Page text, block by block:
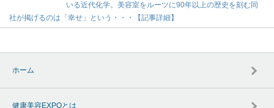
いる近代化学。美容室をルーツに90年以上の歴史を刻む同
社が掲げるのは「幸せ」という・・・【記事詳細】
ホーム
健康美容EXPOとは